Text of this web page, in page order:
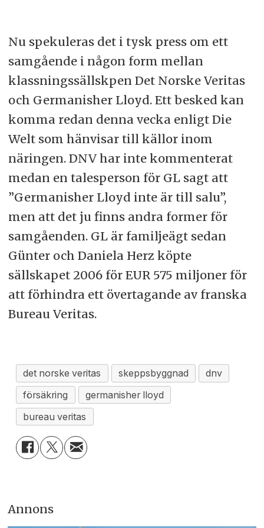
Nu spekuleras det i tysk press om ett
samgående i någon form mellan
klassningssällskpen Det Norske Veritas
och Germanisher Lloyd. Ett besked kan
komma redan denna vecka enligt Die
Welt som hänvisar till källor inom
näringen. DNV har inte kommenterat
medan en talesperson för GL sagt att
”Germanisher Lloyd inte är till salu”,
men att det ju finns andra former för
samgåenden. GL är familjeägt sedan
Günter och Daniela Herz köpte
sällskapet 2006 för EUR 575 miljoner för
att förhindra ett övertagande av franska
Bureau Veritas.
det norske veritas skeppsbyggnad
dnv
försäkring
germanisher lloyd
bureau veritas
Annons